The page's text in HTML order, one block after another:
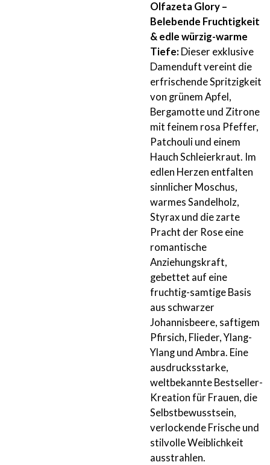
Olfazeta Glory –
Belebende Fruchtigkeit
& edle würzig-warme
Tiefe: Dieser exklusive
Damenduft vereint die
erfrischende Spritzigkeit
von grünem Apfel,
Bergamotte und Zitrone
mit feinem rosa Pfeffer,
Patchouli und einem
Hauch Schleierkraut. Im
edlen Herzen entfalten
sinnlicher Moschus,
warmes Sandelholz,
Styrax und die zarte
Pracht der Rose eine
romantische
Anziehungskraft,
gebettet auf eine
fruchtig-samtige Basis
aus schwarzer
Johannisbeere, saftigem
Pfirsich, Flieder, Ylang-
Ylang und Ambra. Eine
ausdrucksstarke,
weltbekannte Bestseller-
Kreation für Frauen, die
Selbstbewusstsein,
verlockende Frische und
stilvolle Weiblichkeit
ausstrahlen.